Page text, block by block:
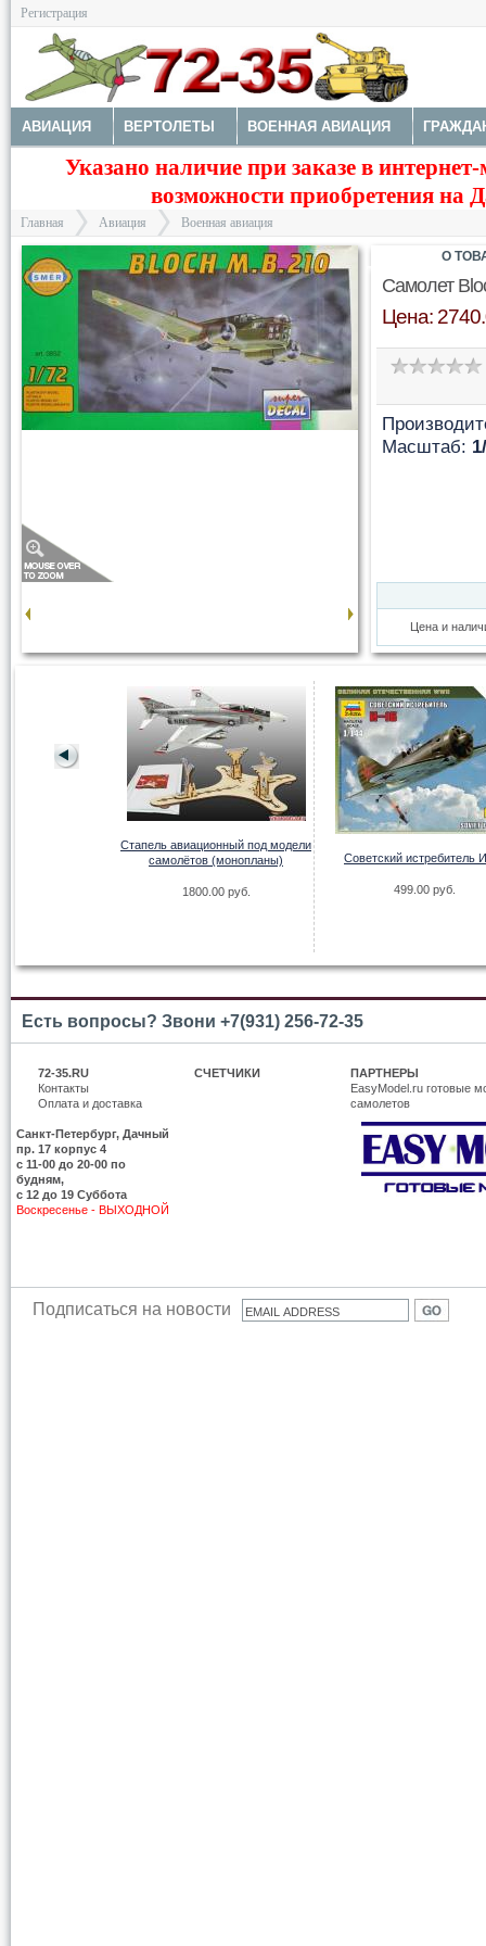
Регистрация
АВИАЦИЯ ВЕРТОЛЕТЫ ВОЕННАЯ АВИАЦИЯ
МОДЕЛИ КОРАБЛЕЙ И ПОДЛОДОК КОСМОС ЗДАНИЯ,
Указано наличие при заказе в
возможности приобретения на
Главная Авиация
>
Военная авиация
Самолет
Цена:
Масштаб:
Цена и
О
Стапель авиационный под модели
самолётов (монопланы)
1800.00 руб.
Советский истребитель
499.00 руб.
Есть вопросы? Звони +7(931) 256-72-35
72-35.RU
Контакты
Оплата и доставка
Санкт-Петербург, Дачный
пр. 17 корпус 4
c 11-00 до 20-00 по
будням,
с 12 до 19 Суббота
Воскресенье - ВЫХОДНОЙ
СЧЕТЧИКИ
ПАРТНЕРЫ
EasyModel.ru готовые
самолетов
Подписаться на новости